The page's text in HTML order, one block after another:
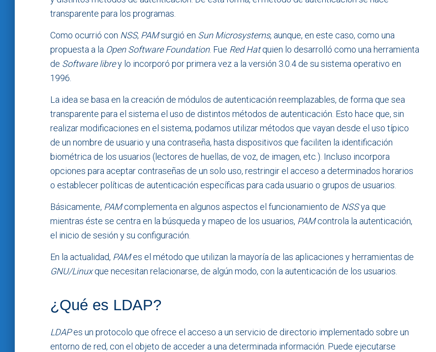
transparente para los programas.
Como ocurrió con NSS, PAMsurgió en Sun Microsystems, aunque, en este caso, como una
propuesta a la Open Software Foundation. Fue Red Hatquien lo desarrolló como una herramienta
de Software librey lo incorporó por primera vez a la versión 3.0.4 de su sistema operativo en
1996.
La idea se basa en la creación de módulos de autenticación reemplazables, de forma que sea
transparente para el sistema el uso de distintos métodos de autenticación. Esto hace que, sin
realizar modificaciones en el sistema, podamos utilizar métodos que vayan desde el uso típico
de un nombre de usuario y una contraseña, hasta dispositivos que faciliten la identificación
biométrica de los usuarios (lectores de huellas, de voz, de imagen, etc.). Incluso incorpora
opciones para aceptar contraseñas de un solo uso, restringir el acceso a determinados horarios
o establecer políticas de autenticación específicas para cada usuario o grupos de usuarios.
Básicamente, PAMcomplementa en algunos aspectos el funcionamiento de NSSya que
mientras éste se centra en la búsqueda y mapeo de los usuarios, PAMcontrola la autenticación,
el inicio de sesión y su configuración.
En la actualidad, PAMes el método que utilizan la mayoría de las aplicaciones y herramientas de
GNU/Linuxque necesitan relacionarse, de algún modo, con la autenticación de los usuarios.
¿Qué es LDAP?
LDAPes un protocolo que ofrece el acceso a un servicio de directorio implementado sobre un
entorno de red, con el objeto de acceder a una determinada información. Puede ejecutarse